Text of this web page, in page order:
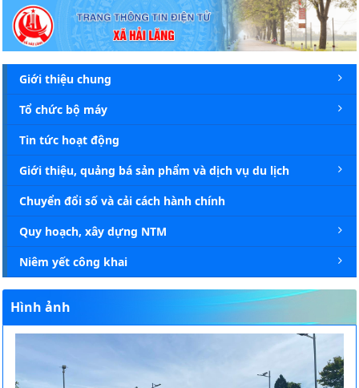
Chi tiết tin - Xã Hải Lăng
Giới thiệu chung
Tổ chức bộ máy
Tin tức hoạt động
Giới thiệu, quảng bá sản phẩm và dịch vụ du lịch
Chuyển đổi số và cải cách hành chính
Quy hoạch, xây dựng NTM
Niêm yết công khai
Hình ảnh